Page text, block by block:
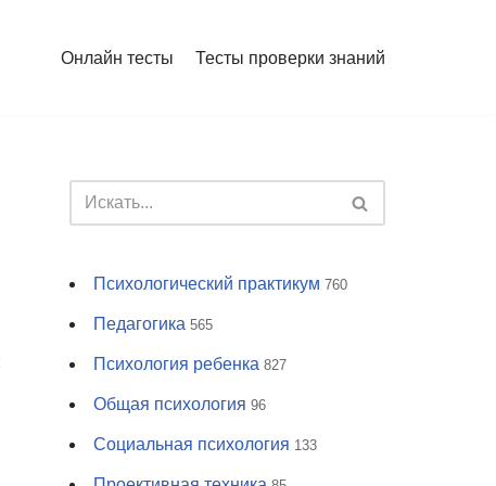
Онлайн тесты Тесты проверки знаний
Психологический практикум 760
Педагогика 565
Психология ребенка 827
Общая психология 96
Социальная психология 133